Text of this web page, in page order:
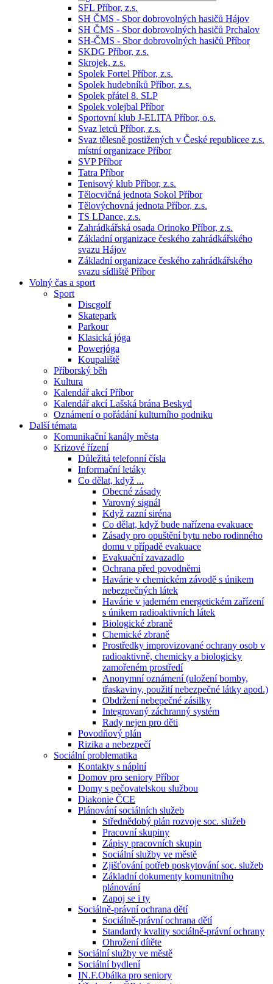
SFL Příbor, z.s.
SH ČMS - Sbor dobrovolných hasičů Hájov
SH ČMS - Sbor dobrovolných hasičů Prchalov
SH-ČMS - Sbor dobrovolných hasičů Příbor
SKDG Příbor, z.s.
Skrojek, z.s.
Spolek Fortel Příbor, z.s.
Spolek hudebníků Příbor, z.s.
Spolek přátel 8. SLP
Spolek volejbal Příbor
Sportovní klub J-ELITA Příbor, o.s.
Svaz letců Příbor, z.s.
Svaz tělesně postižených v České republicee z.s.
místní organizace Příbor
SVP Příbor
Tatra Příbor
Tenisový klub Příbor, z.s.
Tělocvičná jednota Sokol Příbor
Tělovýchovná jednota Příbor, z.s.
TS LDance, z.s.
Zahrádkářská osada Orinoko Příbor, z.s.
Základní organizace českého zahrádkářského
svazu Hájov
Základní organizace českého zahrádkářského
svazu sídliště Příbor
Volný čas a sport
Sport
Discgolf
Skatepark
Parkour
Klasická jóga
Powerjóga
Koupaliště
Příborský běh
Kultura
Kalendář akcí Příbor
Kalendář akcí Lašská brána Beskyd
Oznámení o pořádání kulturního podniku
Další témata
Komunikační kanály města
Krizové řízení
Důležitá telefonní čísla
Informační letáky
Co dělat, když ...
Obecné zásady
Varovný signál
Když zazní siréna
Co dělat, když bude nařízena evakuace
Zásady pro opuštění bytu nebo rodinného
domu v případě evakuace
Evakuační zavazadlo
Ochrana před povodněmi
Havárie v chemickém závodě s únikem
nebezpečných látek
Havárie v jaderném energetickém zařízení
s únikem radioaktivních látek
Biologické zbraně
Chemické zbraně
Prostředky improvizované ochrany osob v
radioaktivně, chemicky a biologicky
zamořeném prostředí
Anonymní oznámení (uložení bomby,
třaskaviny, použití nebezpečné látky apod.)
Obdržení nebepečné zásilky
Integrovaný záchranný systém
Rady nejen pro děti
Povodňový plán
Rizika a nebezpečí
Sociální problematika
Kontakty s náplní
Domov pro seniory Příbor
Domy s pečovatelskou službou
Diakonie ČCE
Plánování sociálních služeb
Střednědobý plán rozvoje soc. služeb
Pracovní skupiny
Zápisy pracovních skupin
Sociální služby ve městě
Zjišťování potřeb poskytování soc. služeb
Základní dokumenty komunitního
plánování
Zapoj se i ty
Sociálně-právní ochrana dětí
Sociálně-právní ochrana dětí
Standardy kvality sociálně-právní ochrany
Ohrožení dítěte
Sociální služby ve městě
Sociální bydlení
IN.F.Obálka pro seniory